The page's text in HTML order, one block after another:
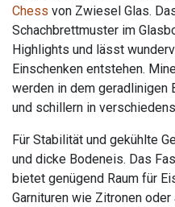
Chess von Zwiesel Glas.
Schachbrettmuster im
Highlights und lässt
Einschenken entstehen.
werden in dem geradlinigen
und schillern in
Für Stabilität und gekühlte
und dicke Bodeneis. Das
bietet genügend Raum für
Garnituren wie Zitronen